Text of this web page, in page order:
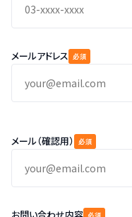
メールアドレス 必須
メール（確認用） 必須
必須